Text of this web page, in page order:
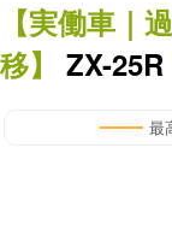
【実働車 ｜
移】 ZX-25R
最